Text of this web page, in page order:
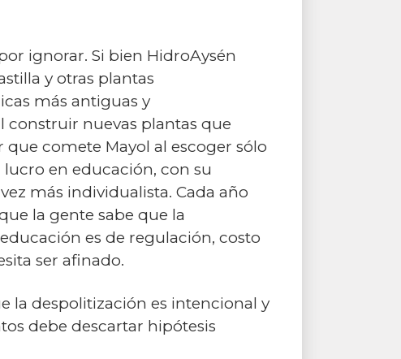
ignorar. Si bien HidroAysén
y otras plantas
más antiguas y
nuevas plantas que
comete Mayol al escoger sólo
en educación, con su
más individualista. Cada año
la gente sabe que la
es de regulación, costo
ser afinado.
la despolitización es intencional y
debe descartar hipótesis